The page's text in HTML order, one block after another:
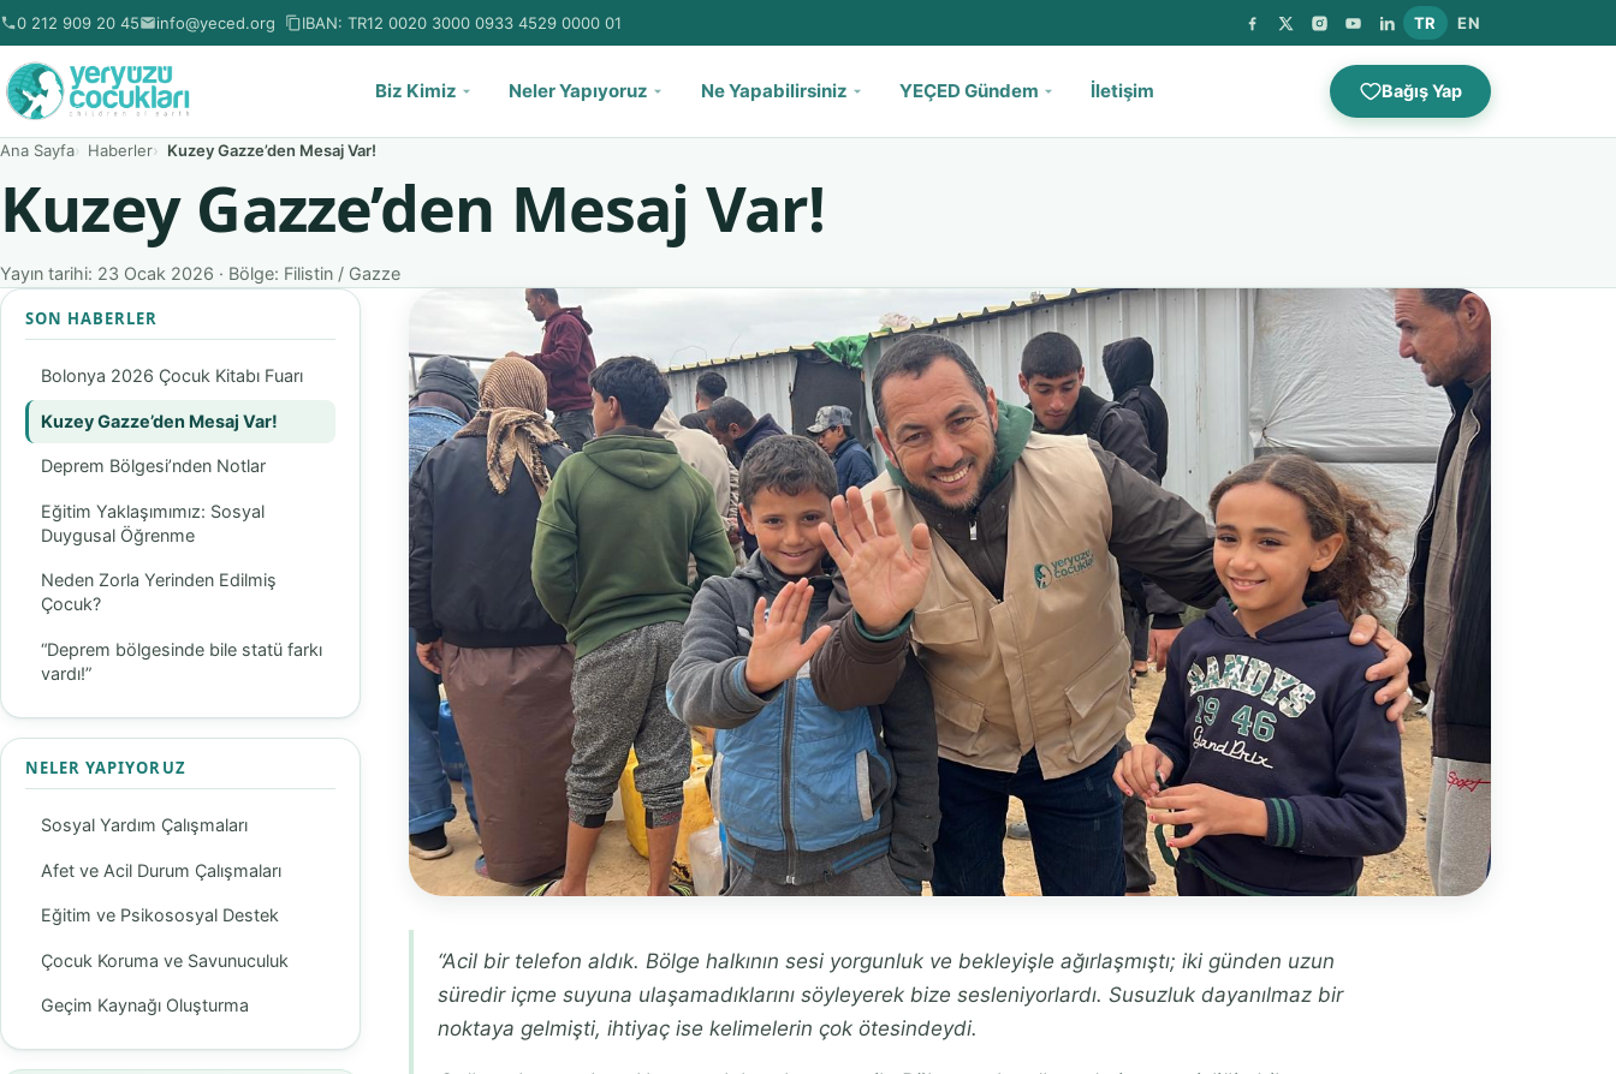
0 212 909 20 45 info@yeced.org IBAN: TR12 0020 3000 0933 4529 0000 01 TR EN
Biz Kimiz Neler Yapıyoruz Ne Yapabilirsiniz YEÇED Gündem İletişim Bağış Yap
Ana Sayfa Haberler Kuzey Gazze’den Mesaj Var!
Kuzey Gazze’den Mesaj Var!
Yayın tarihi: 23 Ocak 2026 · Bölge: Filistin / Gazze
“Acil bir telefon aldık. Bölge halkının sesi yorgunluk ve bekleyişle ağırlaşmıştı; iki günden uzun
süredir içme suyuna ulaşamadıklarını söyleyerek bize sesleniyorlardı. Susuzluk dayanılmaz bir
noktaya gelmişti, ihtiyaç ise kelimelerin çok ötesindeydi.
SON HABERLER
Bolonya 2026 Çocuk Kitabı Fuarı
Kuzey Gazze’den Mesaj Var!
Deprem Bölgesi’nden Notlar
Eğitim Yaklaşımımız: Sosyal
Duygusal Öğrenme
Neden Zorla Yerinden Edilmiş
Çocuk?
“Deprem bölgesinde bile statü farkı
vardı!”
NELER YAPIYORUZ
Sosyal Yardım Çalışmaları
Afet ve Acil Durum Çalışmaları
Eğitim ve Psikososyal Destek
Çocuk Koruma ve Savunuculuk
Geçim Kaynağı Oluşturma